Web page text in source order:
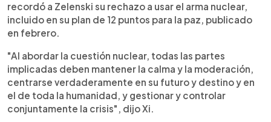
recordó a Zelenski su rechazo a usar el arma nuclear,
incluido en su plan de 12 puntos para la paz, publicado
en febrero.
"Al abordar la cuestión nuclear, todas las partes
implicadas deben mantener la calma y la moderación,
centrarse verdaderamente en su futuro y destino y en
el de toda la humanidad, y gestionar y controlar
conjuntamente la crisis", dijo Xi.